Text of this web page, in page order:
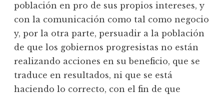
población en pro de sus propios intereses, y
con la comunicación como tal como negocio
y, por la otra parte, persuadir a la población
de que los gobiernos progresistas no están
realizando acciones en su beneficio, que se
traduce en resultados, ni que se está
haciendo lo correcto, con el fin de que